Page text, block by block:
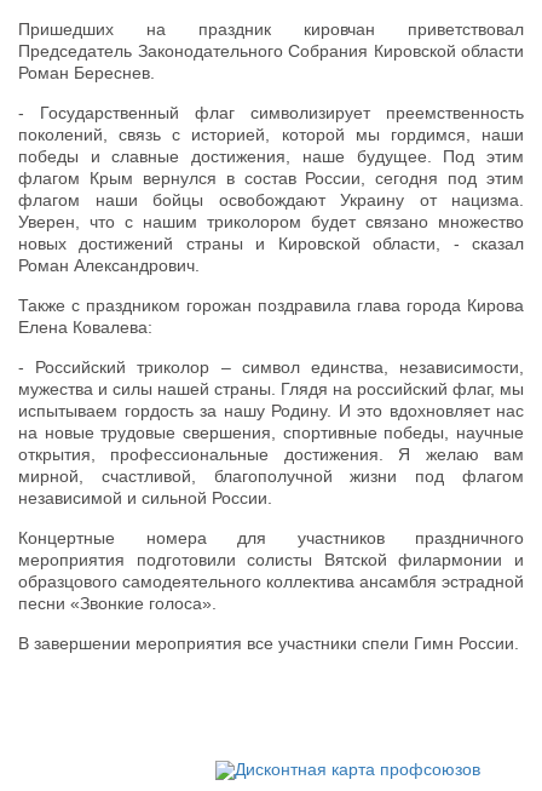
Пришедших на праздник кировчан приветствовал
Председатель Законодательного Собрания Кировской области
Роман Береснев.
- Государственный флаг символизирует преемственность
поколений, связь с историей, которой мы гордимся, наши
победы и славные достижения, наше будущее. Под этим
флагом Крым вернулся в состав России, сегодня под этим
флагом наши бойцы освобождают Украину от нацизма.
Уверен, что с нашим триколором будет связано множество
новых достижений страны и Кировской области, - сказал
Роман Александрович.
Также с праздником горожан поздравила глава города Кирова
Елена Ковалева:
- Российский триколор – символ единства, независимости,
мужества и силы нашей страны. Глядя на российский флаг, мы
испытываем гордость за нашу Родину. И это вдохновляет нас
на новые трудовые свершения, спортивные победы, научные
открытия, профессиональные достижения. Я желаю вам
мирной, счастливой, благополучной жизни под флагом
независимой и сильной России.
Концертные номера для участников праздничного
мероприятия подготовили солисты Вятской филармонии и
образцового самодеятельного коллектива ансамбля эстрадной
песни «Звонкие голоса».
В завершении мероприятия все участники спели Гимн России.